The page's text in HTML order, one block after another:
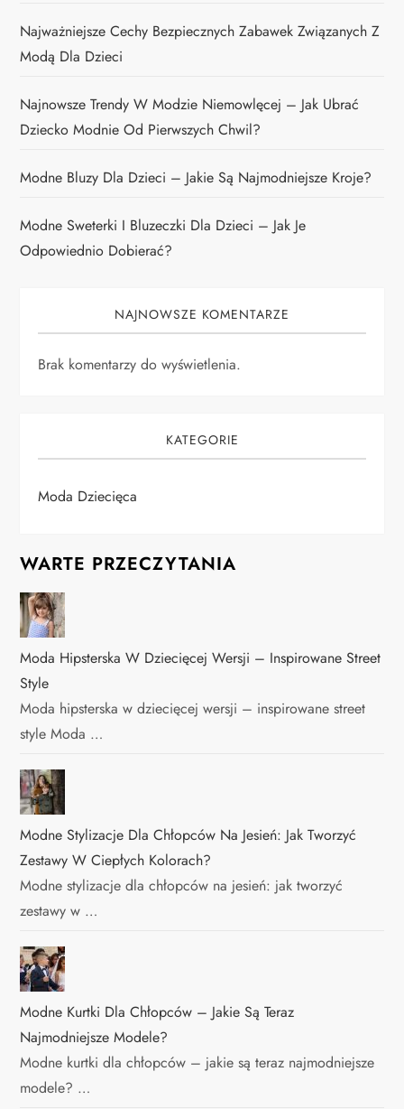
Najważniejsze Cechy Bezpiecznych Zabawek Związanych Z
Modą Dla Dzieci
Najnowsze Trendy W Modzie Niemowlęcej – Jak Ubrać
Dziecko Modnie Od Pierwszych Chwil?
Modne Bluzy Dla Dzieci – Jakie Są Najmodniejsze Kroje?
Modne Sweterki I Bluzeczki Dla Dzieci – Jak Je
Odpowiednio Dobierać?
NAJNOWSZE KOMENTARZE
Brak komentarzy do wyświetlenia.
KATEGORIE
Moda Dziecięca
WARTE PRZECZYTANIA
Moda Hipsterska W Dziecięcej Wersji – Inspirowane Street
Style
Moda hipsterska w dziecięcej wersji – inspirowane street
style Moda …
Modne Stylizacje Dla Chłopców Na Jesień: Jak Tworzyć
Zestawy W Ciepłych Kolorach?
Modne stylizacje dla chłopców na jesień: jak tworzyć
zestawy w …
Modne Kurtki Dla Chłopców – Jakie Są Teraz
Najmodniejsze Modele?
Modne kurtki dla chłopców – jakie są teraz najmodniejsze
modele? …